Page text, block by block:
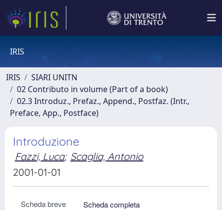
IRIS
IRIS
SIARI UNITN
02 Contributo in volume (Part of a book)
02.3 Introduz., Prefaz., Append., Postfaz. (Intr.,
Preface, App., Postface)
Introduzione
Fazzi, Luca; Scaglia, Antonio
2001-01-01
Scheda breve
Scheda completa